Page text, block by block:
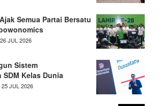
Semua Partai Bersatu
JUL 2026
Sistem
SDM Kelas Dunia
JUL 2026